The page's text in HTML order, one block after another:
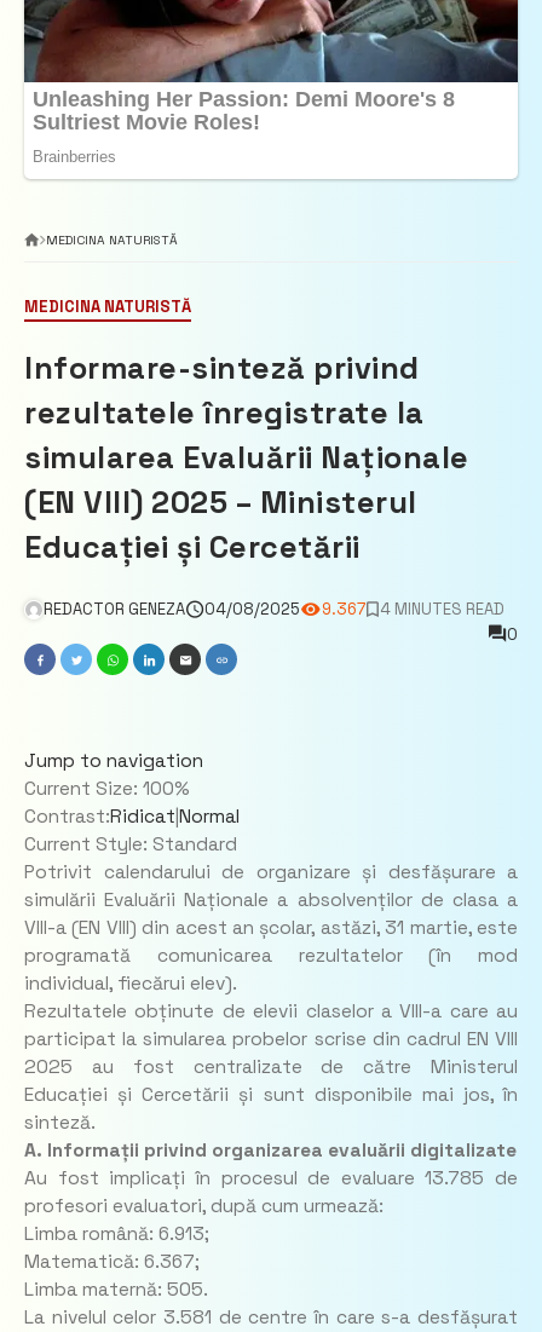
MEDICINA NATURISTĂ
MEDICINA NATURISTĂ
Informare-sinteză privind
rezultatele înregistrate la
simularea Evaluării Naționale
(EN VIII) 2025 – Ministerul
Educației și Cercetării
REDACTOR GENEZA 04/08/2025 9.367
4 MINUTES READ
0
Jump to navigation
Current Size: 100%
Contrast:Ridicat Normal
Current Style: Standard
Potrivit calendarului de organizare și desfășurare a
simulării Evaluării Naționale a absolvenților de clasa a
VIII-a (EN VIII) din acest an școlar, astăzi, 31 martie, este
programată comunicarea rezultatelor (în mod
individual, fiecărui elev).
Rezultatele obținute de elevii claselor a VIII-a care au
participat la simularea probelor scrise din cadrul EN VIII
2025 au fost centralizate de către Ministerul
Educației și Cercetării și sunt disponibile mai jos, în
sinteză.
A. Informații privind organizarea evaluării digitalizate
Au fost implicați în procesul de evaluare 13.785 de
profesori evaluatori, după cum urmează:
Limba română: 6.913;
Matematică: 6.367;
Limba maternă: 505.
La nivelul celor 3.581 de centre în care s-a desfășurat